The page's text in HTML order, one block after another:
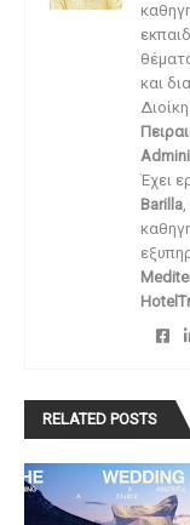
και
Έχει
Barilla
RELATED POSTS